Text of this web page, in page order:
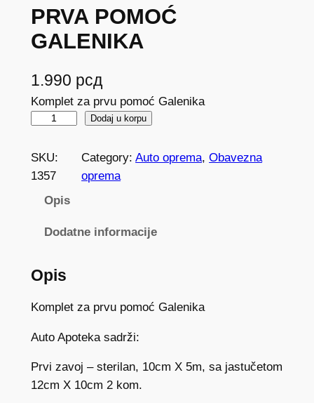
PRVA POMOĆ
GALENIKA
1.990 рсд
Komplet za prvu pomoć Galenika
V
A
G
A
E
I
K
Dodaj u korpu
SKU:
1357
Category:Auto oprema, Obavezna
oprema
Opis
Dodatne informacije
Opis
Komplet za prvu pomoć Galenika
Auto Apoteka sadrži:
Prvi zavoj – sterilan, 10cm X 5m, sa jastučetom
12cm X 10cm 2 kom.